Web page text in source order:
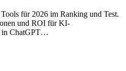
für 2026 im Ranking und Test.
und ROI für KI-
in ChatGPT…